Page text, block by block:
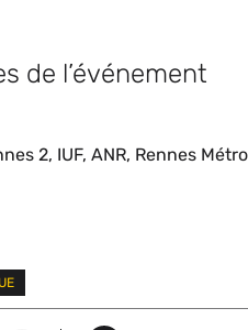
de l’événement
2, IUF, ANR, Rennes